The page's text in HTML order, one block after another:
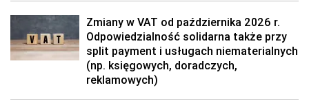
Zmiany w VAT od października 2026 r.
Odpowiedzialność solidarna także przy
split payment i usługach niematerialnych
(np. księgowych, doradczych,
reklamowych)